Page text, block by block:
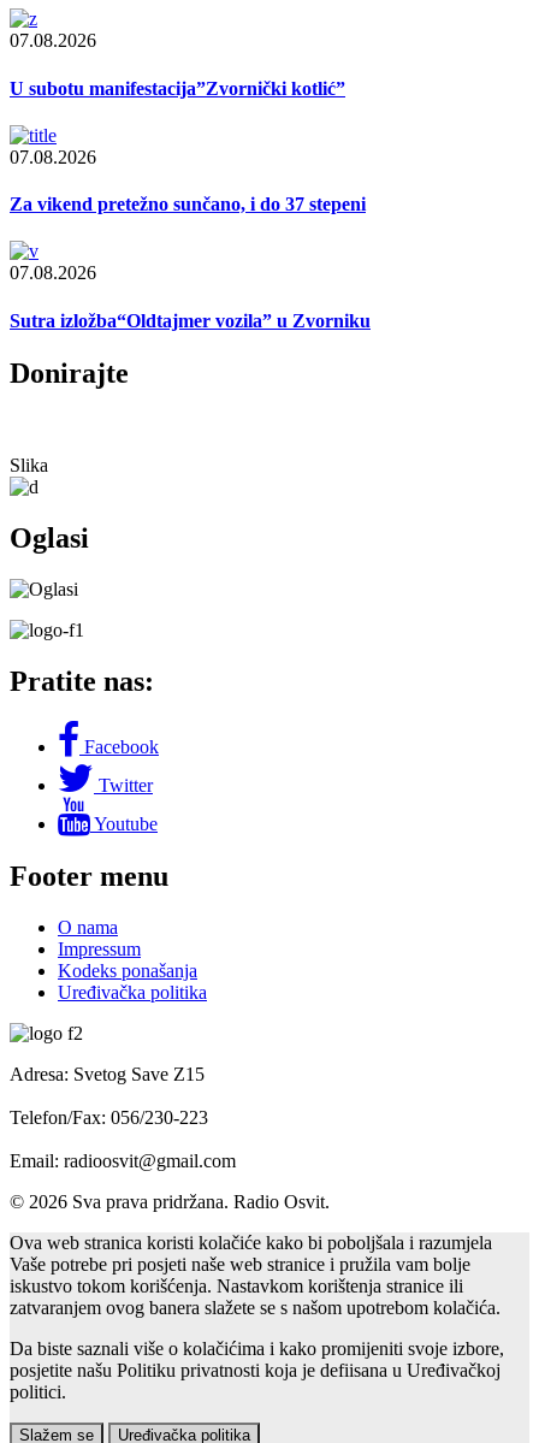
07.08.2026
U subotu manifestacija”Zvornički kotlić”
07.08.2026
Za vikend pretežno sunčano, i do 37 stepeni
07.08.2026
Sutra izložba“Oldtajmer vozila” u Zvorniku
Donirajte
Slika
Oglasi
Pratite nas:
Facebook
Twitter
Youtube
Footer menu
O nama
Impressum
Kodeks ponašanja
Uređivačka politika
Adresa: Svetog Save Z15
Telefon/Fax: 056/230-223
Email: radioosvit@gmail.com
© 2026 Sva prava pridržana. Radio Osvit.
Ova web stranica koristi kolačiće kako bi poboljšala i razumjela
Vaše potrebe pri posjeti naše web stranice i pružila vam bolje
iskustvo tokom korišćenja. Nastavkom korištenja stranice ili
zatvaranjem ovog banera slažete se s našom upotrebom kolačića.
Da biste saznali više o kolačićima i kako promijeniti svoje izbore,
posjetite našu Politiku privatnosti koja je defiisana u Uređivačkoj
politici.
Slažem se Uređivačka politika